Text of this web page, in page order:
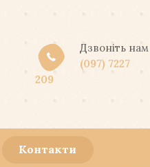
Дзвоніть нам
(097) 7227
209
Контакти